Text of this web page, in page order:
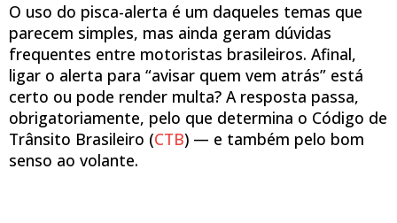
O uso do pisca-alerta é um daqueles temas que
parecem simples, mas ainda geram dúvidas
frequentes entre motoristas brasileiros. Afinal,
ligar o alerta para “avisar quem vem atrás” está
certo ou pode render multa? A resposta passa,
obrigatoriamente, pelo que determina o Código de
Trânsito Brasileiro (CTB) — e também pelo bom
senso ao volante.